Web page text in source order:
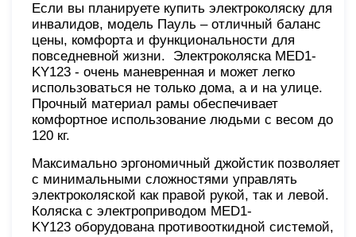
Если вы планируете купить электроколяску для
инвалидов, модель Пауль – отличный баланс
цены, комфорта и функциональности для
повседневной жизни. Электроколяска MED1-
KY123 - очень маневренная и может легко
использоваться не только дома, а и на улице.
Прочный материал рамы обеспечивает
комфортное использование людьми с весом до
120 кг.
Максимально эргономичный джойстик позволяет
с минимальными сложностями управлять
электроколяской как правой рукой, так и левой.
Коляска с электроприводом MED1-
KY123 оборудована противооткидной системой,